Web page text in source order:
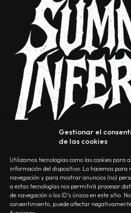
Gestionar el
de las cookies
Utilizamos tecnologías como las cookies para
información del dispositivo. Lo hacemos para
navegación y para mostrar anuncios (no)
a estas tecnologías nos permitirá procesar
de navegación o los ID's únicos en este sitio.
consentimiento, puede afectar
NOSOTROS CONTACTO EDITORIAL